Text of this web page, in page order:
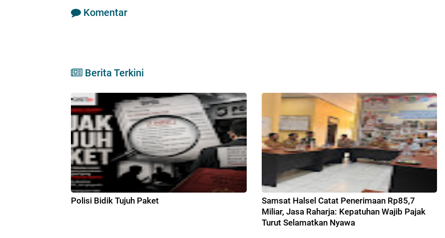
Komentar
Berita Terkini
Polisi Bidik Tujuh Paket
Samsat Halsel Catat Penerimaan Rp85,7
Miliar, Jasa Raharja: Kepatuhan Wajib Pajak
Turut Selamatkan Nyawa